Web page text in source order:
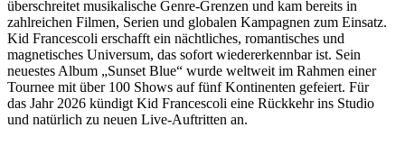
überschreitet musikalische Genre-Grenzen und kam bereits in
zahlreichen Filmen, Serien und globalen Kampagnen zum Einsatz.
Kid Francescoli erschafft ein nächtliches, romantisches und
magnetisches Universum, das sofort wiedererkennbar ist. Sein
neuestes Album „Sunset Blue“ wurde weltweit im Rahmen einer
Tournee mit über 100 Shows auf fünf Kontinenten gefeiert. Für
das Jahr 2026 kündigt Kid Francescoli eine Rückkehr ins Studio
und natürlich zu neuen Live-Auftritten an.